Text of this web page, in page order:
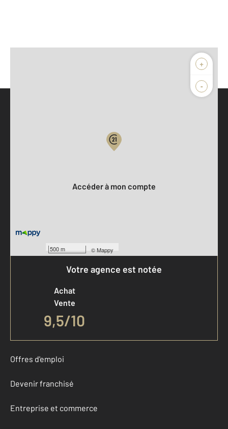
+
-
500 m ©Mappy
Accéder à mon compte
Votre agence est notée
Achat
Vente
9,5/10
Offres d'emploi
Devenir franchisé
Entreprise et commerce